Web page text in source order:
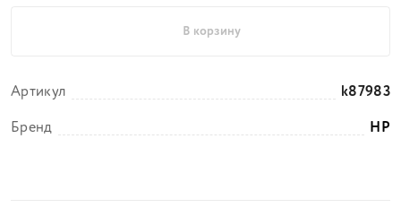
В корзину
Артикул
k87983
Бренд
HP